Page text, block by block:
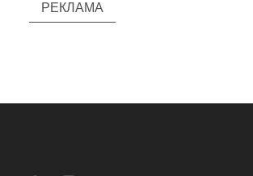
РЕКЛАМА